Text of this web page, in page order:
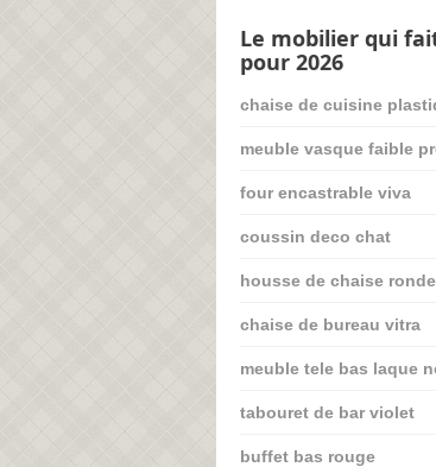
Le mobilier qui
pour 2026
chaise de cuisine
meuble vasque faible
four encastrable viva
coussin deco chat
housse de chaise ronde
chaise de bureau vitra
meuble tele bas laque
tabouret de bar violet
buffet bas rouge